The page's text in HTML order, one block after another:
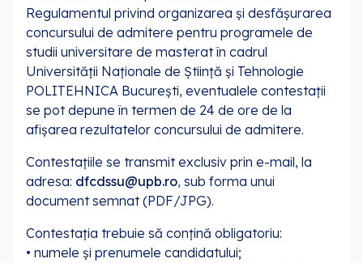
Regulamentul privind organizarea și desfășurarea
concursului de admitere pentru programele de
studii universitare de masterat în cadrul
Universității Naționale de Știință și Tehnologie
POLITEHNICA București, eventualele contestații
se pot depune în termen de 24 de ore de la
afișarea rezultatelor concursului de admitere.
Contestațiile se transmit exclusiv prin e-mail, la
adresa: dfcdssu@upb.ro, sub forma unui
document semnat (PDF/JPG).
Contestația trebuie să conțină obligatoriu:
• numele și prenumele candidatului;